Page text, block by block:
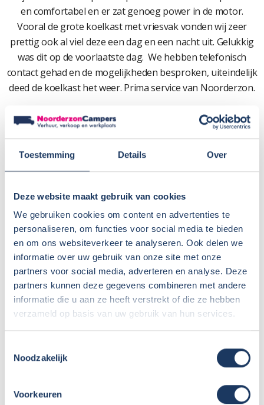
Toestemming Details Over
Deze website maakt gebruik van cookies
We gebruiken cookies om content en advertenties te
personaliseren, om functies voor social media te bieden
en om ons websiteverkeer te analyseren. Ook delen we
informatie over uw gebruik van onze site met onze
partners voor social media, adverteren en analyse. Deze
partners kunnen deze gegevens combineren met andere
informatie die u aan ze heeft verstrekt of die ze hebben
verzameld op basis van uw gebruik van hun services.
Noodzakelijk
Voorkeuren
en comfortabel en er zat genoeg power in de motor.
Vooral de grote koelkast met vriesvak vonden wij zeer
prettig ook al viel deze een dag en een nacht uit. Gelukkig
was dit op de voorlaatste dag. We hebben telefonisch
contact gehad en de mogelijkheden besproken, uiteindelijk
deed de koelkast het weer. Prima service van Noorderzon.
Vorig jaar al eens een camper voor een weekje bij
Noorderzon gehuurd en dat is toen goed bevallen.
Nu naar Italië geweest via omzwervingen en is tevens erg
goed bevallen. Alleen jammer dat wij de camper in
Rotterdam moesten halen en terugbrengen, dat kostte
Wij gaan zeker opnieuw een camper huren bij Noorderzon
en vrienden en bekenden Noorderzon Campers aanraden.